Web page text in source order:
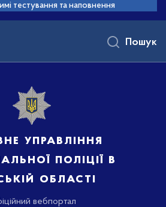
тестування та наповнення
управління
поліції в
області
вебпортал
Пошук